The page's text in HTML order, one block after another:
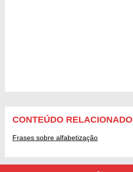
CONTEÚDO RELACIONADO
Frases sobre alfabetização